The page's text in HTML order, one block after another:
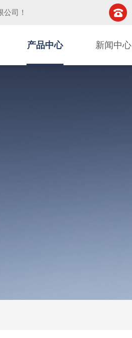
公司 ！
产品中心 新闻中心